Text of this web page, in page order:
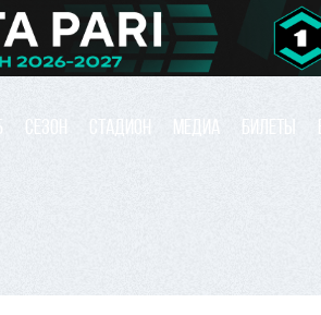
СЕЗОН СТАДИОН МЕДИА БИЛЕТЫ